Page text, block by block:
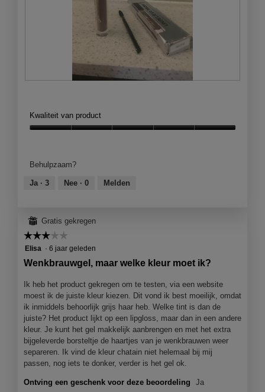
o
t
o
.
M
c
t
i
o
e
n
j
e
e
e
n
m
o
Kwaliteit van product
5
van
Behulpzaam?
Ja · 3 Nee · 0 Melden
⊞ Gratis gekregen
☆☆☆☆☆
☆☆☆☆☆
3
van
sterren.
Elisa · 6 jaar geleden
Wenkbrauwgel, maar welke kleur moet ik?
Ik heb het product gekregen om te testen, via een website
moest ik de juiste kleur kiezen. Dit vond ik best moeilijk, omdat
ik inmiddels behoorlijk grijs haar heb. Welke tint is dan de
juiste? Het product lijkt op een lipgloss, maar dan in een andere
kleur. Je kunt het gel makkelijk aanbrengen en met het extra
bijgeleverde borsteltje de haartjes van je wenkbrauwen weer
separeren. Ik vind de kleur chatain niet helemaal bij mij
passen, nog iets te donker, verder is het gel ok.
Ontving een geschenk voor deze beoordeling Ja